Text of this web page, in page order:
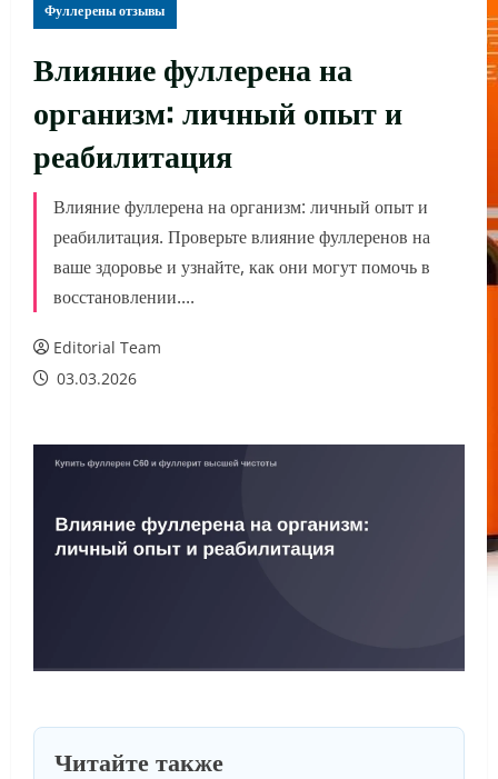
Фуллерены отзывы
Влияние фуллерена на
организм: личный опыт и
реабилитация
Влияние фуллерена на организм: личный опыт и
реабилитация. Проверьте влияние фуллеренов на
ваше здоровье и узнайте, как они могут помочь в
восстановлении....
Editorial Team
03.03.2026
Читайте также